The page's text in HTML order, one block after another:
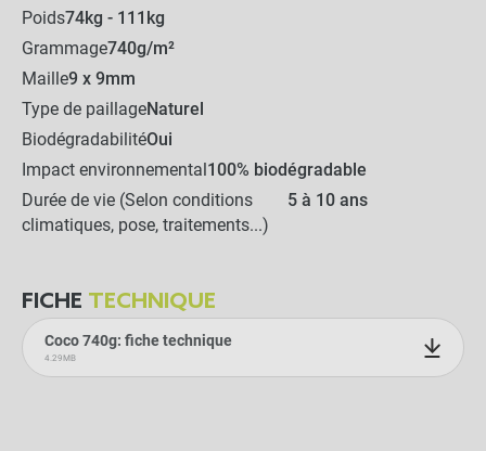
Poids74kg - 111kg
Grammage740g/m²
Maille9 x 9mm
Type de paillageNaturel
BiodégradabilitéOui
Impact environnemental 100% biodégradable
Durée de vie (Selon conditions
climatiques, pose, traitements...)
5 à 10 ans
FICHE TECHNIQUE
Coco 740g: fiche technique
4.29MB